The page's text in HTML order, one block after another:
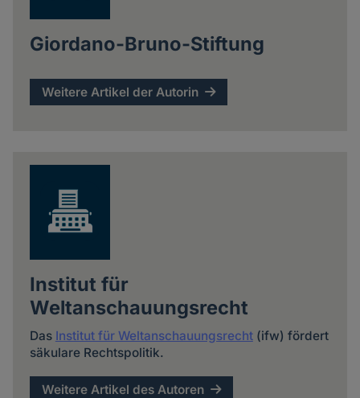
Giordano-Bruno-Stiftung
Weitere Artikel der Autorin
Institut für
Weltanschauungsrecht
Das Institut für Weltanschauungsrecht(ifw) fördert
säkulare Rechtspolitik.
Weitere Artikel des Autoren